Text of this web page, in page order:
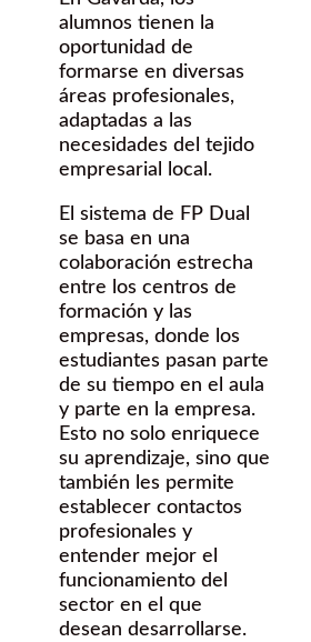
alumnos tienen la
oportunidad de
formarse en diversas
áreas profesionales,
adaptadas a las
necesidades del tejido
empresarial local.
El sistema de FP Dual
se basa en una
colaboración estrecha
entre los centros de
formación y las
empresas, donde los
estudiantes pasan parte
de su tiempo en el aula
y parte en la empresa.
Esto no solo enriquece
su aprendizaje, sino que
también les permite
establecer contactos
profesionales y
entender mejor el
funcionamiento del
sector en el que
desean desarrollarse.